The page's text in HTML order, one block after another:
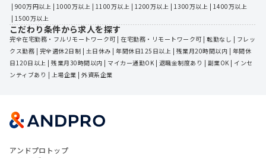
| 900万円以上 | 1000万以上 | 1100万以上 | 1200万以上 | 1300万以上 | 1400万以上
| 1500万以上
こだわり条件から求人を探す
完全在宅勤務・フルリモートワーク可 | 在宅勤務・リモートワーク可 | 転勤なし | フレッ
クス勤務 | 完全週休2日制 | 土日休み | 年間休日125日以上 | 残業月20時間以内 | 年間休
日120日以上 | 残業月30時間以内 | マイカー通勤OK | 退職金制度あり | 副業OK | インセ
ンティブあり | 上場企業 | 外資系企業
アンドプロトップ